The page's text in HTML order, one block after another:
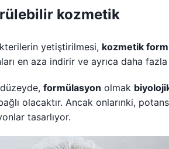
kozmetik
yetiştirilmesi, kozmetik
en aza indirir ve ayrıca daha
formülasyon olmak
olacaktır. Ancak onlarınki,
tasarlıyor.